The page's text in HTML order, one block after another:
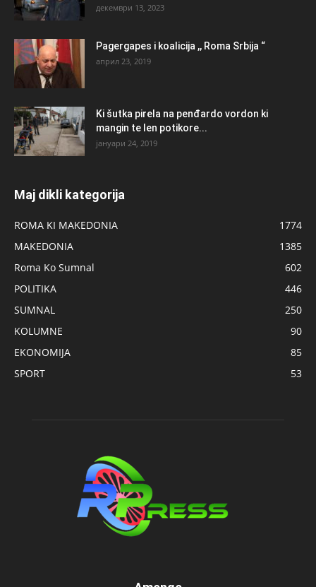
декември 13, 2023
Pagergapes i koalicija ,, Roma Srbija “
април 23, 2019
Ki šutka pirela na penđardo vordon ki
mangin te len potikore...
јануари 24, 2019
Maj dikli kategorija
ROMA KI MAKEDONIA
1774
MAKEDONIA
1385
Roma Ko Sumnal
602
POLITIKA
446
SUMNAL
250
KOLUMNE
90
EKONOMIJA
85
SPORT
53